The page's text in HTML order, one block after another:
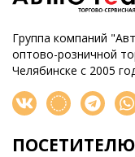
Группа компаний
оптово-розничной
Челябинске с 2005
ПОСЕТИТЕЛЮ